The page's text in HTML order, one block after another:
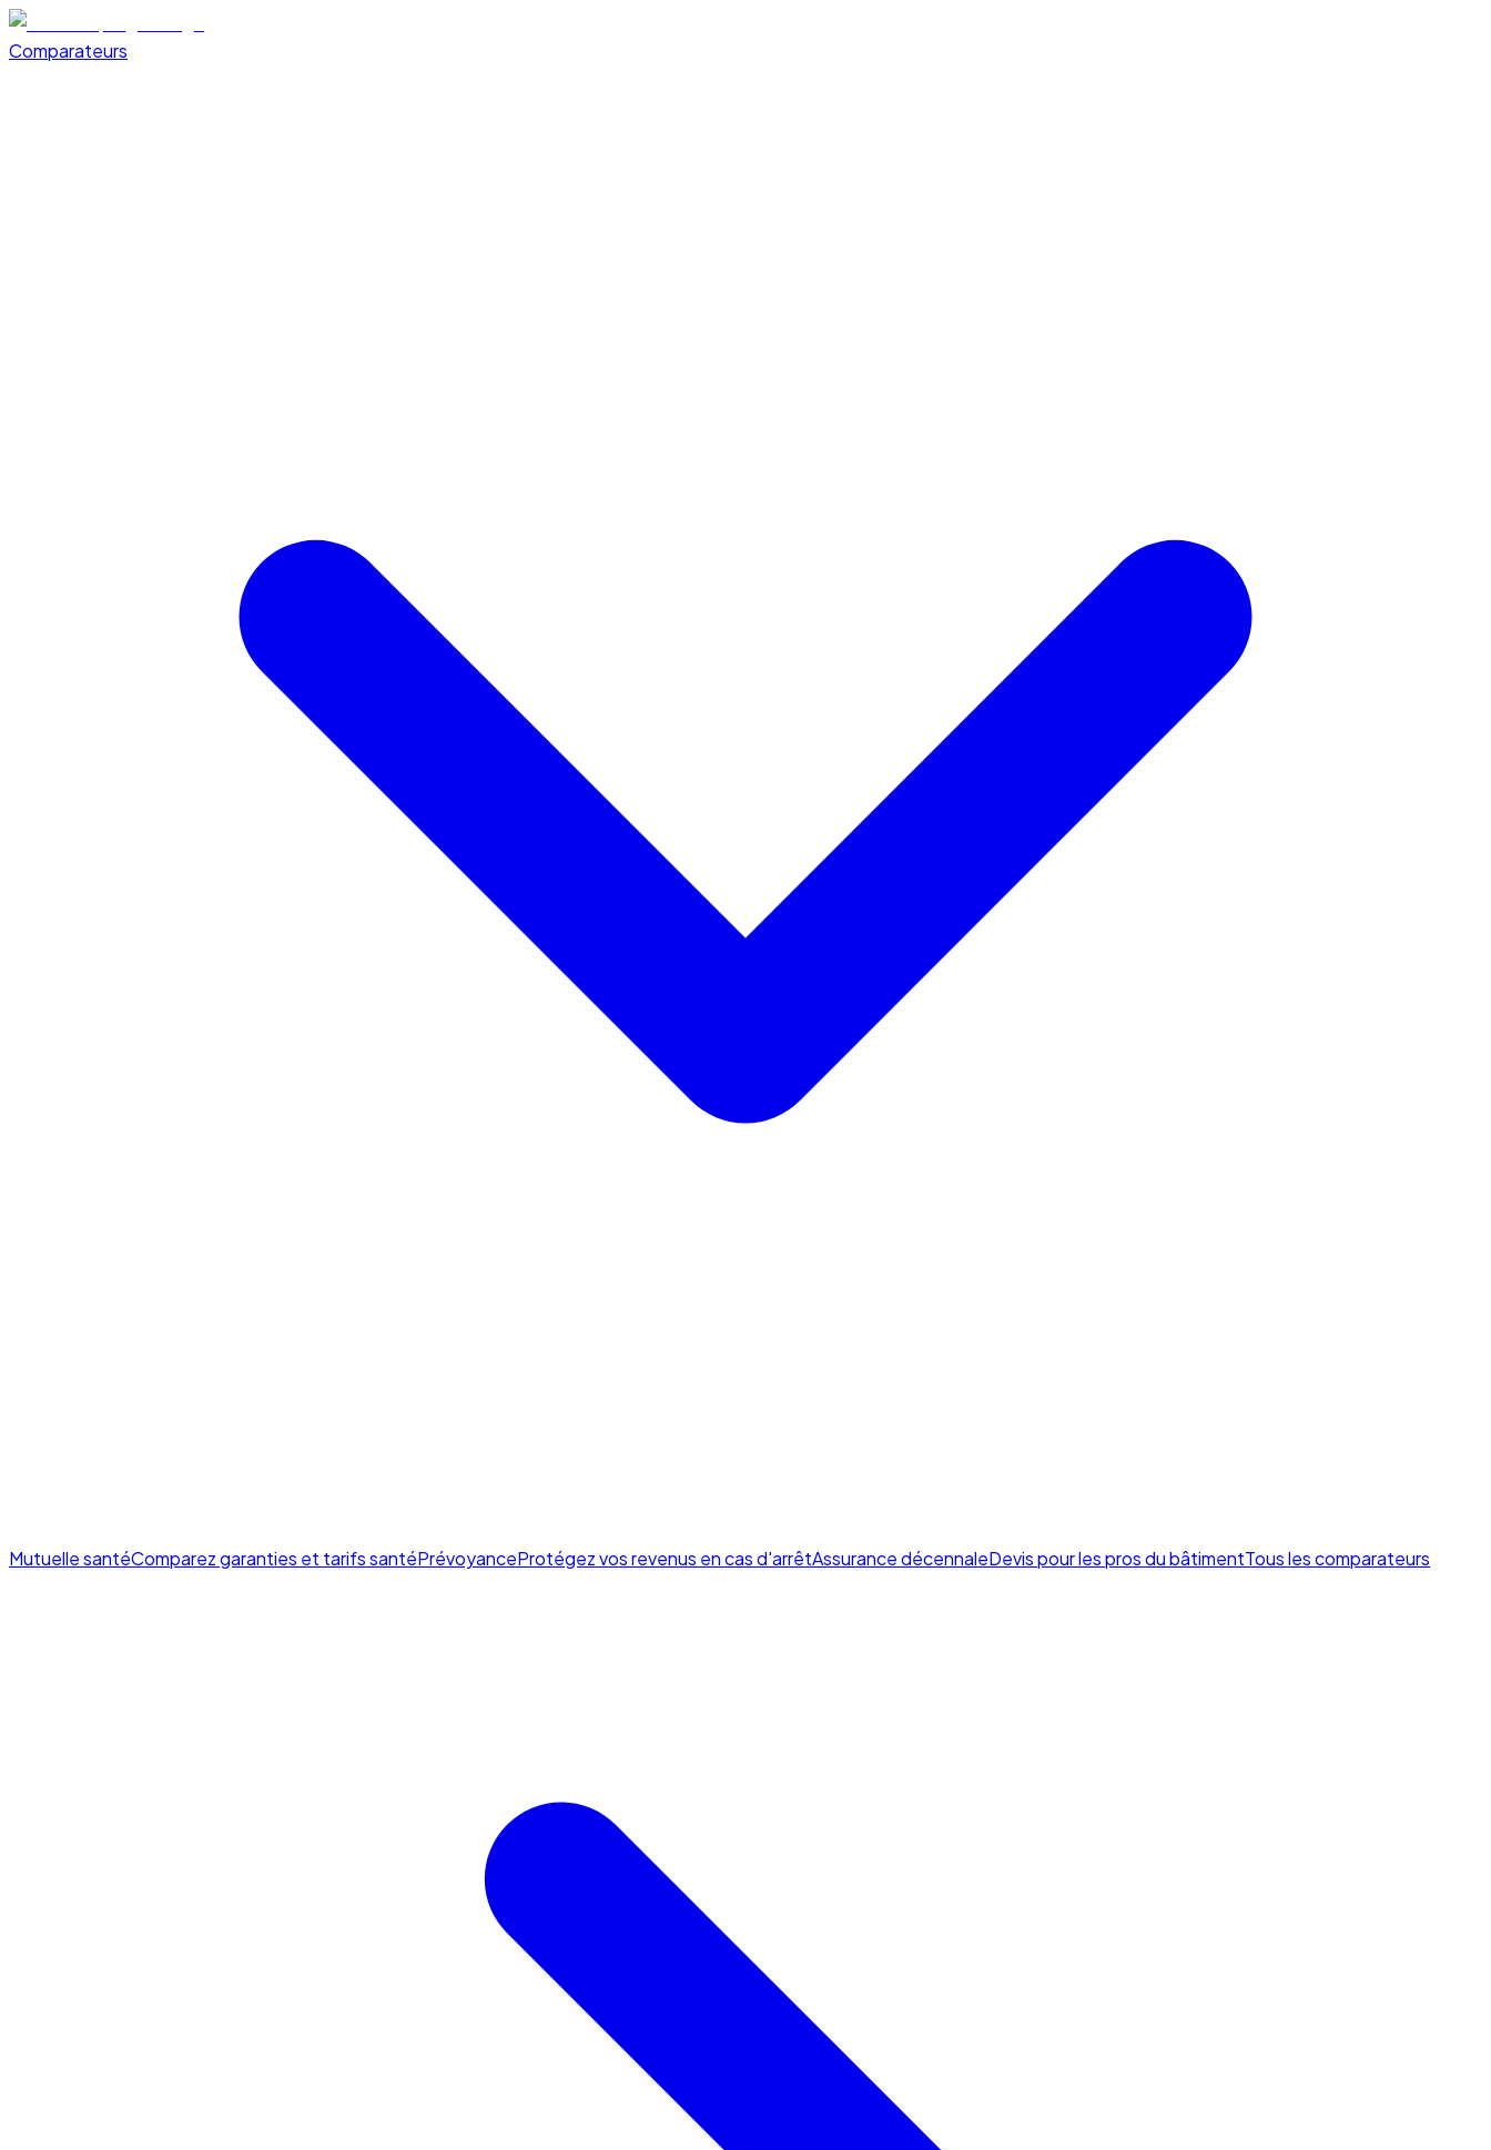
Comparateurs
Mutuelle santéComparez garanties et tarifs santéPrévoyanceProtégez vos revenus en cas d'arrêtAssurance décennaleDevis pour les pros du bâtimentTous les comparateurs